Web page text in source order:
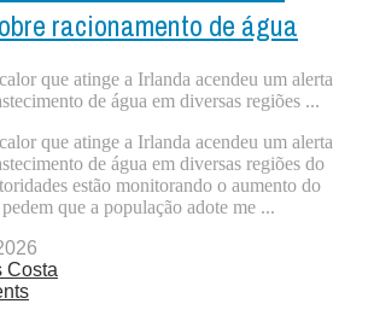
racionamento de água
que atinge a Irlanda acendeu um alerta
de água em diversas regiões ...
que atinge a Irlanda acendeu um alerta
de água em diversas regiões do
estão monitorando o aumento do
que a população adote me ...
Costa